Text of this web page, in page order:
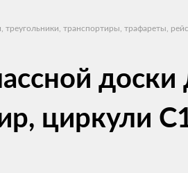
треугольники, транспортиры, трафареты,
доски
циркули